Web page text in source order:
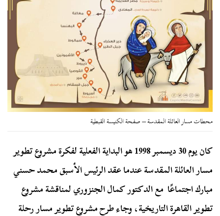
محطات مسار العائلة المقدسة – صفحة الكنيسة القبطية
كان يوم 30 ديسمبر 1998 هو البداية الفعلية لفكرة مشروع تطوير
مسار العائلة المقدسة عندما عقد الرئيس الأسبق محمد حسني
مبارك اجتماعًا مع الدكتور كمال الجنزوري لمناقشة مشروع
تطوير القاهرة التاريخية، وجاء طرح مشروع تطوير مسار رحلة